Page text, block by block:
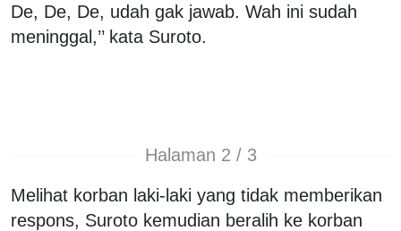
De, De, De, udah gak jawab. Wah ini sudah
meninggal,’’ kata Suroto.
Halaman 2 / 3
Melihat korban laki-laki yang tidak memberikan
respons, Suroto kemudian beralih ke korban